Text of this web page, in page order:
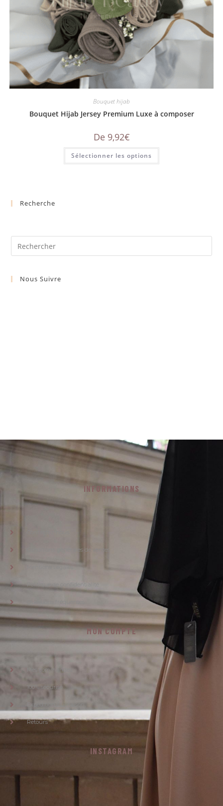
Bouquet hijab
Bouquet Hijab Jersey Premium Luxe à composer
De 9,92€
Sélectionner les options
Recherche
Nous Suivre
INFORMATIONS
Conditions générales de ventes
Politique de confidentialité
MON COMPTE
Mes commandes
100% sécurisé
Expédition / Livraison
Retours
INSTAGRAM